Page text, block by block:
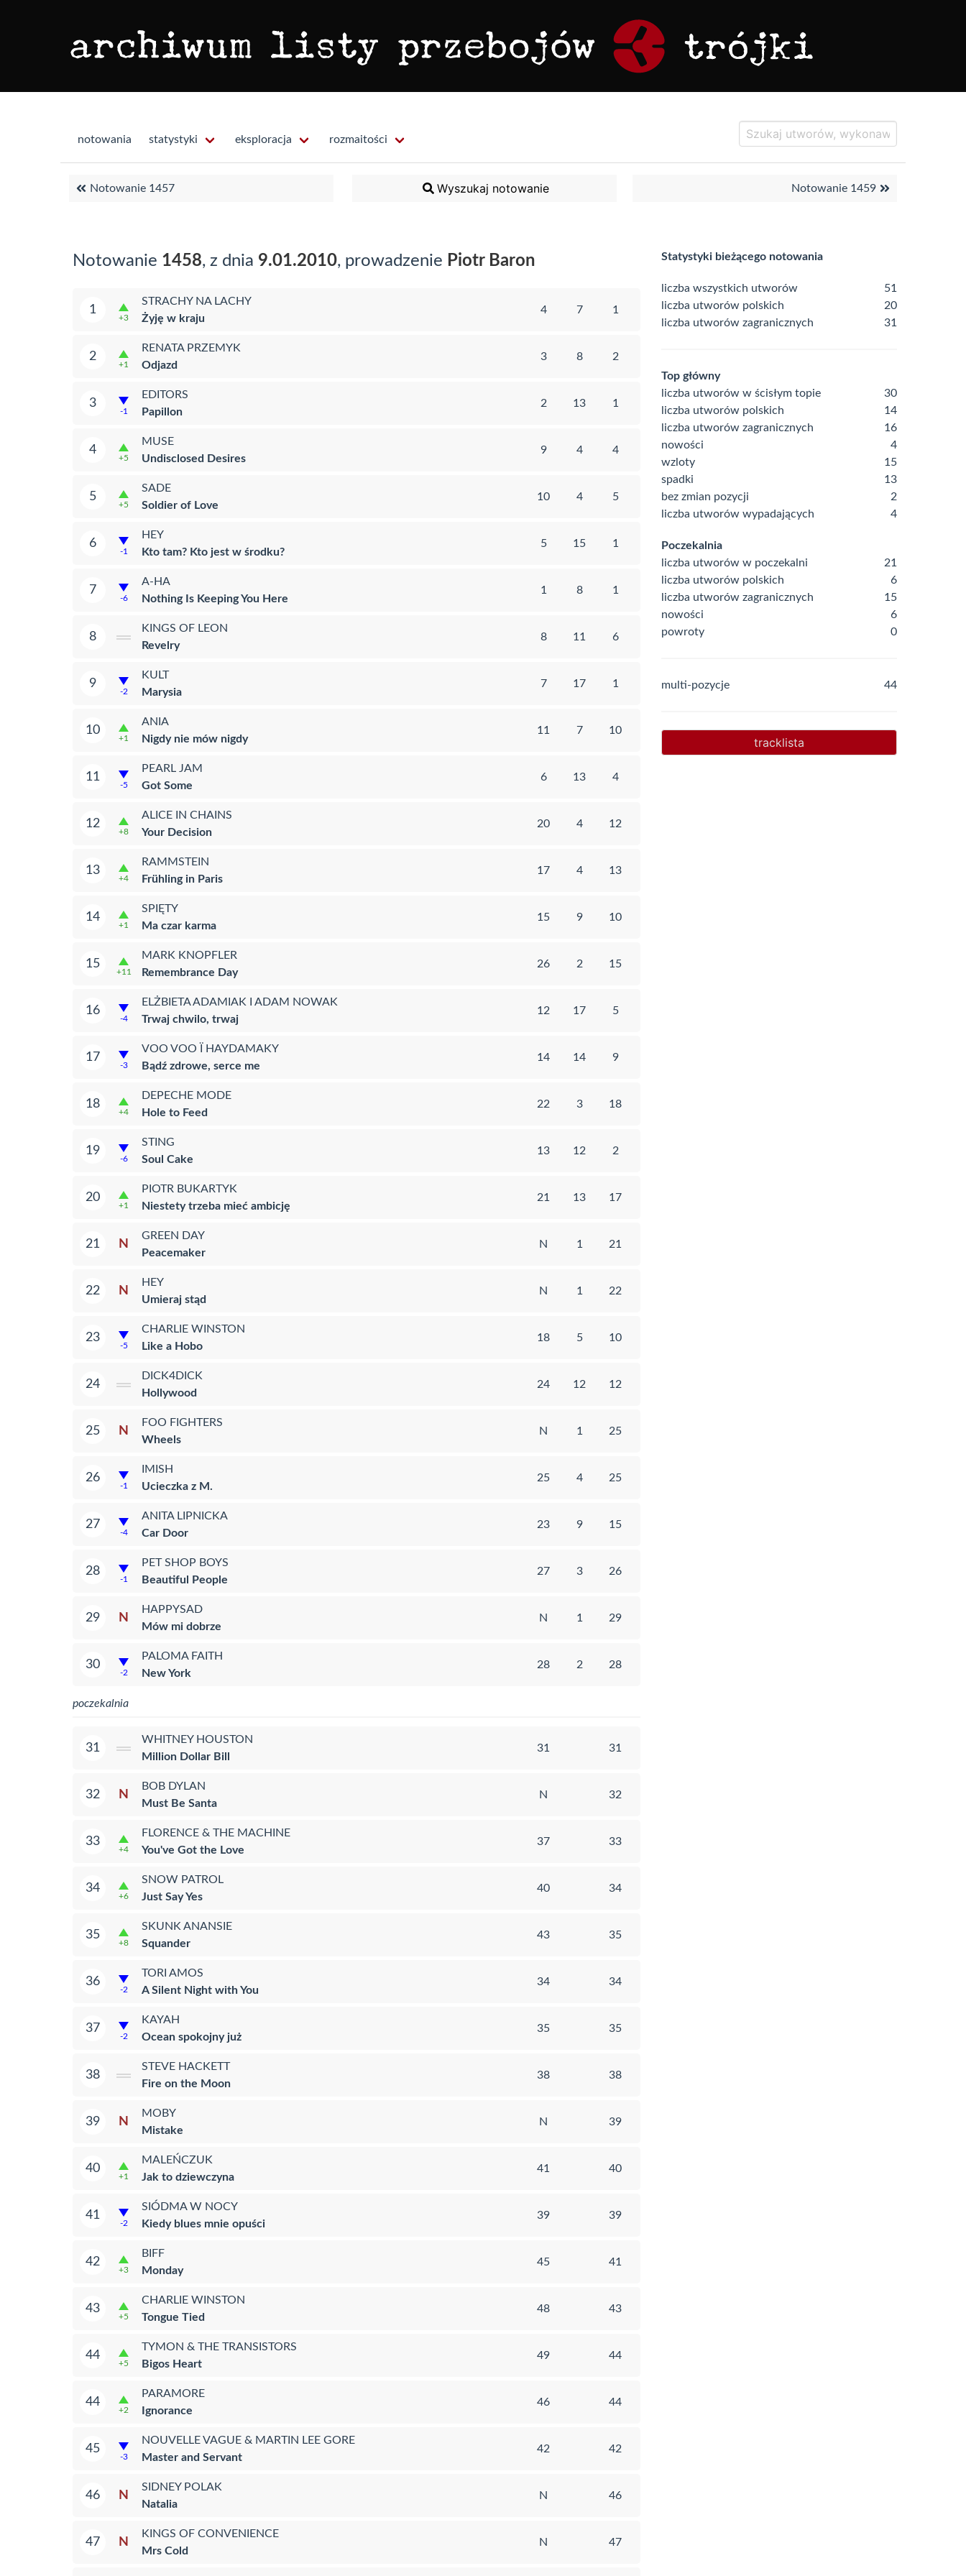
notowania statystyki eksploracja rozmaitości
Notowanie 1457 Wyszukaj notowanie Notowanie 1459
Notowanie 1458, z dnia 9.01.2010, prowadzenie Piotr Baron
1
+3
STRACHY NA LACHY
Żyję w kraju
4 7 1
2
+1
RENATA PRZEMYK
Odjazd
3 8 2
3
-1
EDITORS
Papillon
2 13 1
4
+5
MUSE
Undisclosed Desires
9 4 4
5
+5
SADE
Soldier of Love
10 4 5
6
-1
HEY
Kto tam? Kto jest w środku?
5 15 1
7
-6
A-HA
Nothing Is Keeping You Here
1 8 1
8
KINGS OF LEON
Revelry
8 11 6
9
-2
KULT
Marysia
7 17 1
10
+1
ANIA
Nigdy nie mów nigdy
11 7 10
11
-5
PEARL JAM
Got Some
6 13 4
12
+8
ALICE IN CHAINS
Your Decision
20 4 12
13
+4
RAMMSTEIN
Frühling in Paris
17 4 13
14
+1
SPIĘTY
Ma czar karma
15 9 10
15
+11
MARK KNOPFLER
Remembrance Day
26 2 15
16
-4
ELŻBIETA ADAMIAK I ADAM NOWAK
Trwaj chwilo, trwaj
12 17 5
17
-3
VOO VOO Ï HAYDAMAKY
Bądź zdrowe, serce me
14 14 9
18
+4
DEPECHE MODE
Hole to Feed
22 3 18
19
-6
STING
Soul Cake
13 12 2
20
+1
PIOTR BUKARTYK
Niestety trzeba mieć ambicję
21 13 17
21 N
GREEN DAY
Peacemaker
N 1 21
22 N
HEY
Umieraj stąd
N 1 22
23
-5
CHARLIE WINSTON
Like a Hobo
18 5 10
24
DICK4DICK
Hollywood
24 12 12
25 N
FOO FIGHTERS
Wheels
N 1 25
26
-1
IMISH
Ucieczka z M.
25 4 25
27
-4
ANITA LIPNICKA
Car Door
23 9 15
28
-1
PET SHOP BOYS
Beautiful People
27 3 26
29 N
HAPPYSAD
Mów mi dobrze
N 1 29
30
-2
PALOMA FAITH
New York
28 2 28
poczekalnia
31
WHITNEY HOUSTON
Million Dollar Bill
31 31
32 N
BOB DYLAN
Must Be Santa
N 32
33
+4
FLORENCE & THE MACHINE
You've Got the Love
37 33
34
+6
SNOW PATROL
Just Say Yes
40 34
35
+8
SKUNK ANANSIE
Squander
43 35
36
-2
TORI AMOS
A Silent Night with You
34 34
37
-2
KAYAH
Ocean spokojny już
35 35
38
STEVE HACKETT
Fire on the Moon
38 38
39 N
MOBY
Mistake
N 39
40
+1
MALEŃCZUK
Jak to dziewczyna
41 40
41
-2
SIÓDMA W NOCY
Kiedy blues mnie opuści
39 39
42
+3
BIFF
Monday
45 41
43
+5
CHARLIE WINSTON
Tongue Tied
48 43
44
+5
TYMON & THE TRANSISTORS
Bigos Heart
49 44
44
+2
PARAMORE
Ignorance
46 44
45
-3
NOUVELLE VAGUE & MARTIN LEE GORE
Master and Servant
42 42
46 N
SIDNEY POLAK
Natalia
N 46
47 N
KINGS OF CONVENIENCE
Mrs Cold
N 47
Statystyki bieżącego notowania
liczba wszystkich utworów
51
liczba utworów polskich
20
liczba utworów zagranicznych
31
Top główny
liczba utworów w ścisłym topie
30
liczba utworów polskich
14
liczba utworów zagranicznych
16
nowości
4
wzloty
15
spadki
13
bez zmian pozycji
2
liczba utworów wypadających
4
Poczekalnia
liczba utworów w poczekalni
21
liczba utworów polskich
6
liczba utworów zagranicznych
15
nowości
6
powroty
0
multi-pozycje 44
tracklista